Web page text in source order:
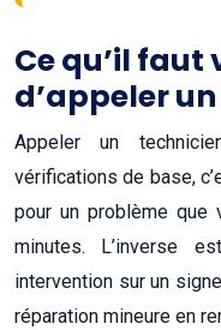
Ce qu’il
d’appeler
Appeler un
vérifications de base,
pour un problème que
minutes. L’inverse
intervention sur un
réparation mineure en